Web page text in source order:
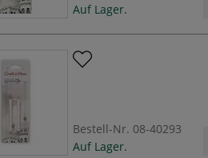
Auf Lager.
Bestell-Nr. 08-40293
Auf Lager.